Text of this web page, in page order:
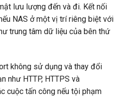
lưu lượng đến và đi. Kết nối
NAS ở một vị trí riêng biệt với
trung tâm dữ liệu của bên thứ
không sử dụng và thay đổi
như HTTP, HTTPS và
cuộc tấn công nếu tội phạm